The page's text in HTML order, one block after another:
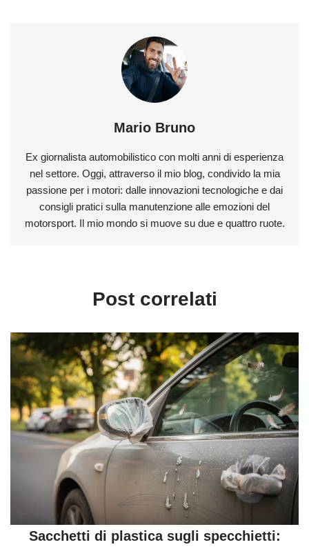
Mario Bruno
Ex giornalista automobilistico con molti anni di esperienza
nel settore. Oggi, attraverso il mio blog, condivido la mia
passione per i motori: dalle innovazioni tecnologiche e dai
consigli pratici sulla manutenzione alle emozioni del
motorsport. Il mio mondo si muove su due e quattro ruote.
Post correlati
Sacchetti di plastica sugli specchietti: